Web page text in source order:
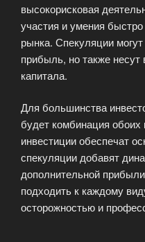
высокорисковая
участия и умения
рынка. Спекуляции
прибыль, но также несут
капитала.
Для большинства
будет комбинация
инвестиции обеспечат
спекуляции добавят
дополнительной
подходить к каждому
осторожностью и